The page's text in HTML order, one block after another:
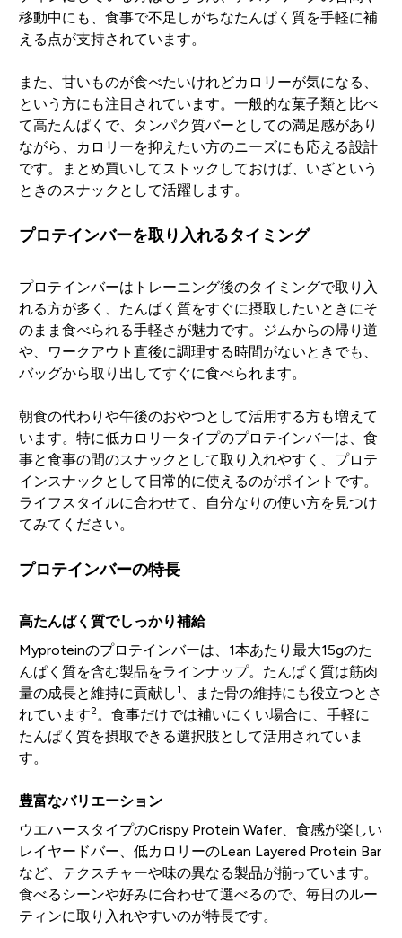
移動中にも、食事で不足しがちなたんぱく質を手軽に補
える点が支持されています。
また、甘いものが食べたいけれどカロリーが気になる、
という方にも注目されています。一般的な菓子類と比べ
て高たんぱくで、タンパク質バーとしての満足感があり
ながら、カロリーを抑えたい方のニーズにも応える設計
です。まとめ買いしてストックしておけば、いざという
ときのスナックとして活躍します。
プロテインバーを取り入れるタイミング
プロテインバーはトレーニング後のタイミングで取り入
れる方が多く、たんぱく質をすぐに摂取したいときにそ
のまま食べられる手軽さが魅力です。ジムからの帰り道
や、ワークアウト直後に調理する時間がないときでも、
バッグから取り出してすぐに食べられます。
朝食の代わりや午後のおやつとして活用する方も増えて
います。特に低カロリータイプのプロテインバーは、食
事と食事の間のスナックとして取り入れやすく、プロテ
インスナックとして日常的に使えるのがポイントです。
ライフスタイルに合わせて、自分なりの使い方を見つけ
てみてください。
プロテインバーの特長
高たんぱく質でしっかり補給
Myproteinのプロテインバーは、1本あたり最大15gのた
んぱく質を含む製品をラインナップ。たんぱく質は筋肉
量の成長と維持に貢献し 1 、また骨の維持にも役立つとさ
れています2。食事だけでは補いにくい場合に、手軽に
たんぱく質を摂取できる選択肢として活用されていま
す。
豊富なバリエーション
ウエハースタイプのCrispy Protein Wafer、食感が楽しい
レイヤードバー、低カロリーのLean Layered Protein Bar
など、テクスチャーや味の異なる製品が揃っています。
食べるシーンや好みに合わせて選べるので、毎日のルー
ティンに取り入れやすいのが特長です。